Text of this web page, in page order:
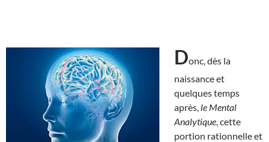
Donc, dès la
naissance et
quelques temps
après, le Mental
Analytique , cette
portion rationnelle et